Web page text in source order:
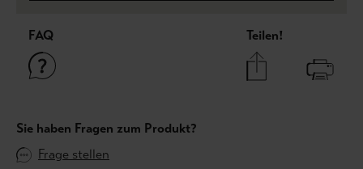
FAQ Teilen!
Sie haben Fragen zum Produkt?
Frage stellen